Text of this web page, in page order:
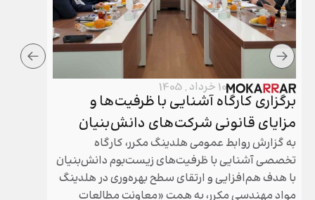
10 خرداد , 1405
برگزاری کارگاه آشنایی با ظرفیت‌ها و
مزایای قانونی شرکت‌های دانش‌بنیان
به گزارش روابط عمومی هلدینگ مکرر، کارگاه
تخصصی آشنایی با ظرفیت‌های زیست‌بوم دانش‌بنیان
با هدف هم‌افزایی و ارتقای سطح بهره‌وری در هلدینگ
مواد مهندسی مکرر، به همت «معاونت مطالعات